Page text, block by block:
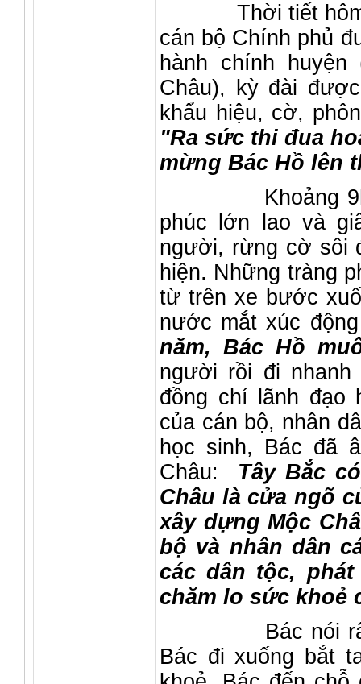
Thời tiết hôm đó
cán bộ Chính phủ
hành chính
Châu), kỳ đài
khẩu hiệu, cờ,
"Ra sức thi đua
mừng Bác Hồ lên
Khoảng 9h30
phúc lớn lao và
người, rừng cờ sôi
hiện. Những tràng
từ trên xe bước
nước mắt xúc
năm, Bác Hồ
người rồi đi
đồng chí lãnh đạo
của cán bộ, nhân
học sinh, Bác đã
Châu:
Tây Bắc
Châu là cửa ngõ
xây dựng Mộc
bộ và nhân dân
các dân tộc,
chăm lo sức khoẻ
Bác nói rất
Bác đi xuống bắt